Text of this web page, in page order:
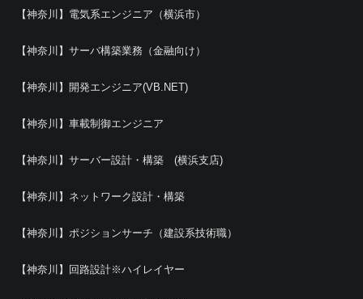
【神奈川】電気系エンジニア（横浜市）
【神奈川】サーバ構築業務（金融向け）
【神奈川】開発エンジニア(VB.NET)
【神奈川】車載制御エンジニア
【神奈川】サーバー設計・構築 (横浜支店)
【神奈川】ネットワーク設計・構築
【神奈川】ポジションサーチ（建設系技術職）
【神奈川】回路設計※ハイレイヤー